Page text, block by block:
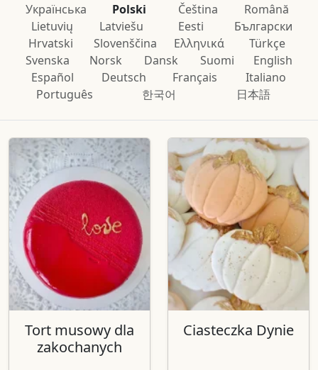
Українська Polski Čeština
Română
Lietuvių
Latviešu Eesti
Български
Hrvatski
Slovenščina Ελληνικά
Türkçe
Svenska
Norsk Dansk Suomi
English
Español
Deutsch Français
Italiano
Português
한국어 日本語
Tort musowy dla
zakochanych
Ciasteczka Dynie